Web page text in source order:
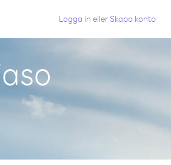
Logga in eller Skapa konto